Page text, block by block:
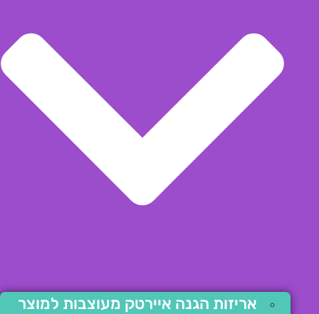
אריזות הגנה איירטק מעוצבות למוצר